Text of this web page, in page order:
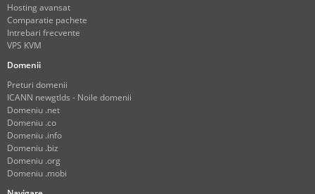
Hosting avansat
Comparatie pachete
Intrebari frecvente
VPS KVM
Domenii
Preturi domenii
ICANN newgtlds - Noile domenii
Domeniu .net
Domeniu .co
Domeniu .info
Domeniu .biz
Domeniu .org
Domeniu .mobi